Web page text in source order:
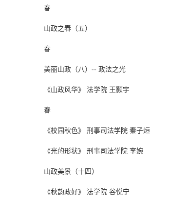
春
山政之春（五）
春
美丽山政（八）-- 政法之光
《山政风华》 法学院 王颢宇
春
《校园秋色》 刑事司法学院 秦子烜
《光的形状》 刑事司法学院 李婉
山政美景（十四）
《秋韵政好》 法学院 谷悦宁